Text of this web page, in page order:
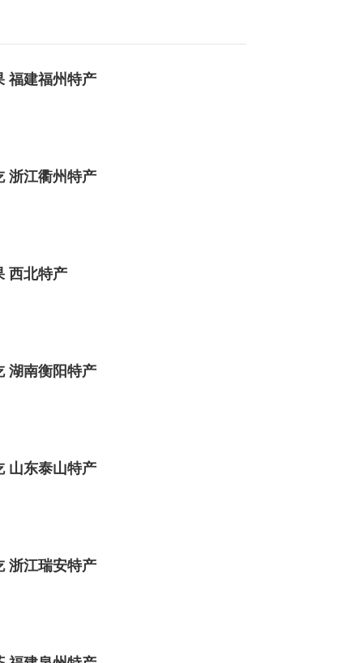
福建福州特产
浙江衢州特产
西北特产
湖南衡阳特产
山东泰山特产
浙江瑞安特产